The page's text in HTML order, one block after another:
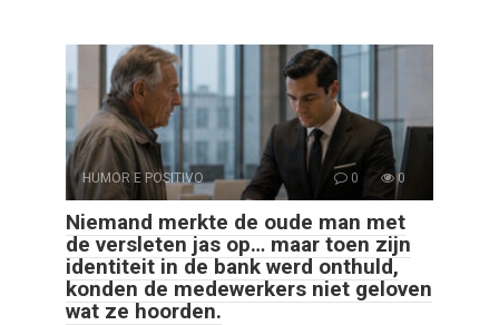
HUMOR E POSITIVO 0 0
Niemand merkte de oude man met
de versleten jas op… maar toen zijn
identiteit in de bank werd onthuld,
konden de medewerkers niet geloven
wat ze hoorden.